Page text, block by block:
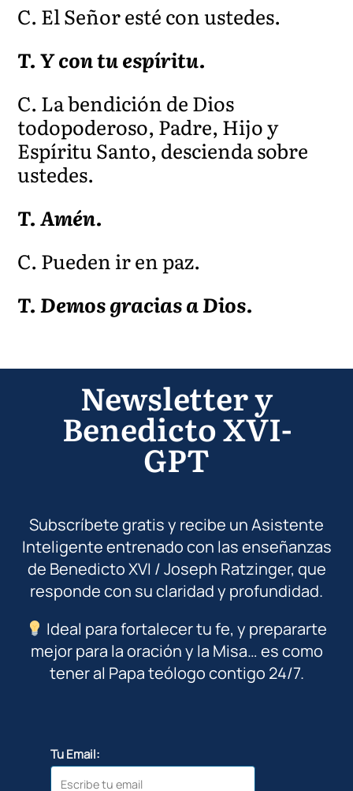
C. El Señor esté con ustedes.
T. Y con tu espíritu.
C. La bendición de Dios
todopoderoso, Padre, Hijo y
Espíritu Santo, descienda sobre
ustedes.
T. Amén.
C. Pueden ir en paz.
T. Demos gracias a Dios.
Newsletter y
Benedicto XVI-
GPT
Subscríbete gratis y recibe un Asistente
Inteligente entrenado con las enseñanzas
de Benedicto XVI / Joseph Ratzinger, que
responde con su claridad y profundidad.
Ideal para fortalecer tu fe, y prepararte
mejor para la oración y la Misa… es como
tener al Papa teólogo contigo 24/7.
Tu Email: